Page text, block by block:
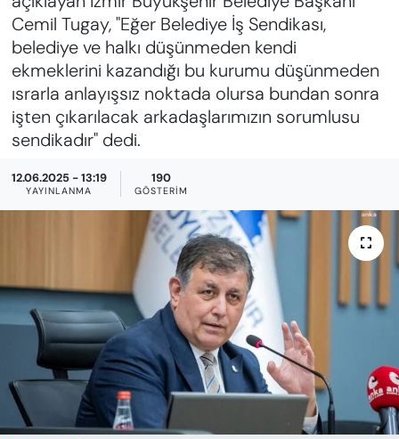
Cemil Tugay, "Eğer Belediye İş Sendikası,
belediye ve halkı düşünmeden kendi
ekmeklerini kazandığı bu kurumu düşünmeden
ısrarla anlayışsız noktada olursa bundan sonra
işten çıkarılacak arkadaşlarımızın sorumlusu
sendikadır" dedi.
12.06.2025 - 13:19
YAYINLANMA
190
GÖSTERIM
GÜNDEM
EĞİTİM
KADIN
SAĞLIK
SPOR
KÜLTÜR-SANAT
MAGAZİN
ÖZEL HABER
YAZAR KÖŞESİ
SİYASET
Son Dakika Haberleri
Haber Arşivi